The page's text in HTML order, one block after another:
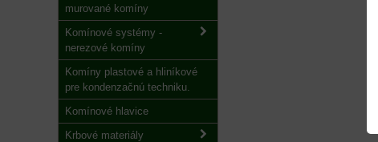
murované komíny
Komínové systémy -
nerezové komíny
Komíny plastové a hliníkové
pre kondenzačnú techniku.
Komínové hlavice
Krbové materiály